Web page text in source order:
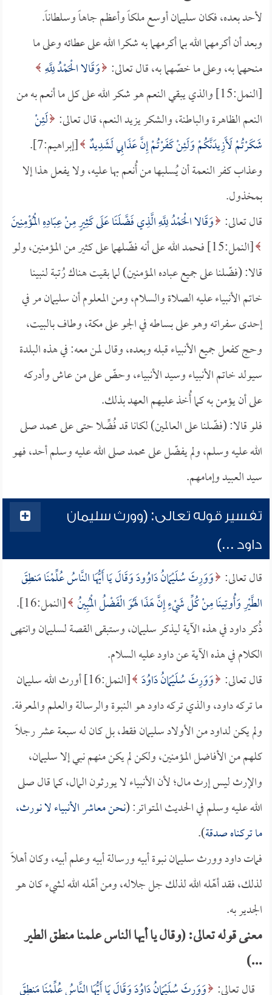
لأحد بعده، فكان سليمان أوسع ملكاً وأعظم جاهاً وسلطاناً.
وبعد أن أكرمهما الله بما أكرمهما به شكرا الله على عطائه وعلى ما
منحهما به، وعلى ما خصّهما به، قال تعالى: وَقَالا الْحَمْدُ لِلَّهِ
[النمل:15] والذي يبقي النعم هو شكر الله على كل ما أنعم به من
النعم الظاهرة والباطنة، والشكر يزيد النعم، قال تعالى: لَئِنْ
شَكَرْتُمْ لَأَزِيدَنَّكُمْ وَلَئِنْ كَفَرْتُمْ إِنَّ عَذَابِي لَشَدِيدٌ [إبراهيم:7].
وعذاب كفر النعمة أن يُسلبها من أُنعم بها عليه، ولا يفعل هذا إلا
بمخذول.
قال تعالى: وَقَالا الْحَمْدُ لِلَّهِ الَّذِي فَضَّلَنَا عَلَى كَثِيرٍ مِنْ عِبَادِهِ الْمُؤْمِنِينَ
[النمل:15] فحمد الله على أنه فضّلهما على كثير من المؤمنين، ولو
قالا: (فضّلنا على جميع عباده المؤمنين) لما بقيت هناك رُتبة لنبينا
خاتم الأنبياء عليه الصلاة والسلام، ومن المعلوم أن سليمان مر في
إحدى سفراته وهو على بساطه في الجو على مكة، وطاف بالبيت،
وحج كفعل جميع الأنبياء قبله وبعده، وقال لمن معه: في هذه البلدة
سيولد خاتم الأنبياء وسيد الأنبياء، وحضّ على من عاش وأدركه
على أن يؤمن به كما أُخذ عليهم العهد بذلك.
فلو قالا: (فضّلنا على العالمين) لكانا قد فُضِّلا حتى على محمد صلى
الله عليه وسلم، ولم يفضّل على محمد صلى الله عليه وسلم أحد، فهو
سيد العبيد وإمامهم.
تفسير قوله تعالى: (وورث سليمان
داود ...)
قال تعالى: وَوَرِثَ سُلَيْمَانُ دَاوُودَ وَقَالَ يَا أَيُّهَا النَّاسُ عُلِّمْنَا مَنطِقَ
الطَّيْرِ وَأُوتِينَا مِنْ كُلِّ شَيْءٍ إِنَّ هَذَا لَهُوَ الْفَضْلُ الْمُبِينُ [النمل:16].
ذُكر داود في هذه الآية ليذكر سليمان، وستبقى القصة لسليمان وانتهى
الكلام في هذه الآية عن داود عليه السلام.
قال تعالى: وَوَرِثَ سُلَيْمَانُ دَاوُدَ
[النمل:16] أورث الله سليمان
ما تركه داود، والذي تركه داود هو النبوة والرسالة والعلم والمعرفة.
ولم يكن لداود من الأولاد سليمان فقط، بل كان له سبعة عشر رجلاً
كلهم من الأفاضل المؤمنين، ولكن لم يكن منهم نبي إلا سليمان،
والإرث ليس إرث مال؛ لأن الأنبياء لا يورثون المال، كما قال صلى
الله عليه وسلم في الحديث المتواتر: (نحن معاشر الأنبياء لا نورث،
ما تركناه صدقة).
فمات داود وورث سليمان نبوة أبيه ورسالة أبيه وعلم أبيه، وكان أهلاً
لذلك، فقد أهّله الله لذلك جل جلاله، ومن أهّله الله لشيء كان هو
الجدير به.
معنى قوله تعالى: (وقال يا أيها الناس علمنا منطق الطير
...)